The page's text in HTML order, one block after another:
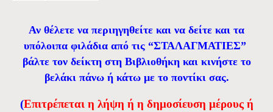
Αν θέλετε να περιηγηθείτε και να δείτε και τα
υπόλοιπα φιλάδια από τις “ΣΤΑΛΑΓΜΑΤΙΕΣ”
βάλτε τον δείκτη στη Βιβλιοθήκη και κινήστε το
βελάκι πάνω ή κάτω με το ποντίκι σας.
(Eπιτρέπεται η λήψη ή η δημοσίευση μέρους ή